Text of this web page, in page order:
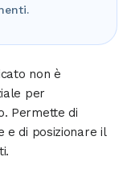
non è
per
Permette di
e di posizionare il